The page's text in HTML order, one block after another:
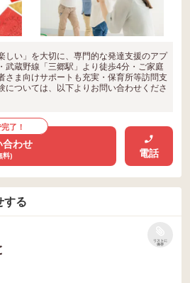
しい」を大切に、専門的な発達支援のアプ
武蔵野線「三郷駅」より徒歩4分・ご家庭
さま向けサポートも充実・保育所等訪問支
については、以下よりお問い合わせくださ
了！
合わせ
料) 電話
する
リストに
保存